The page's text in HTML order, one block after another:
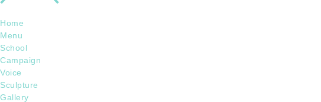
Home
Menu
School
Campaign
Voice
Sculpture
Gallery